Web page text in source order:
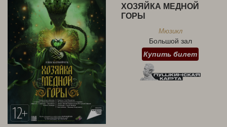
ХОЗЯЙКА МЕДНОЙ
ГОРЫ
Мюзикл
Большой зал
Купить билет